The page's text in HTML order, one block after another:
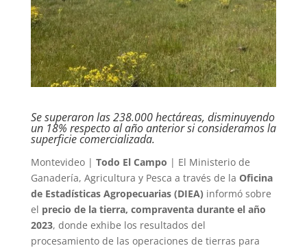
Se superaron las 238.000 hectáreas, disminuyendo
un 18% respecto al año anterior si consideramos la
superficie comercializada.
Montevideo | Todo El Campo | El Ministerio de
Ganadería, Agricultura y Pesca a través de la Oficina
de Estadísticas Agropecuarias (DIEA) informó sobre
el precio de la tierra, compraventa durante el año
2023, donde exhibe los resultados del
procesamiento de las operaciones de tierras para